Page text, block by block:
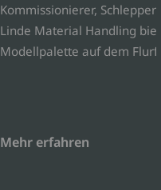
Kommissionierer,
Linde Material Handling
Modellpalette auf dem
Mehr erfahren